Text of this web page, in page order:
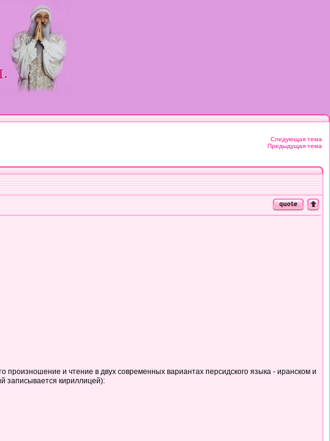
Следующая тема
Предыдущая тема
произношение и чтение в двух современных вариантах персидского языка - иранском и
записывается кириллицей):